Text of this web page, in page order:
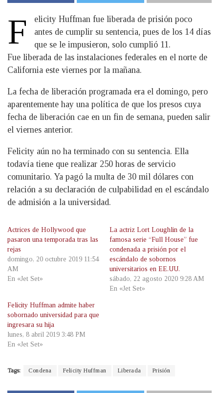
F
elicity Huffman fue liberada de prisión poco
antes de cumplir su sentencia, pues de los 14 días
que se le impusieron, solo cumplió 11.
Fue liberada de las instalaciones federales en el norte de
California este viernes por la mañana.
La fecha de liberación programada era el domingo, pero
aparentemente hay una política de que los presos cuya
fecha de liberación cae en un fin de semana, pueden salir
el viernes anterior.
Felicity aún no ha terminado con su sentencia. Ella
todavía tiene que realizar 250 horas de servicio
comunitario. Ya pagó la multa de 30 mil dólares con
relación a su declaración de culpabilidad en el escándalo
de admisión a la universidad.
Actrices de Hollywood que
pasaron una temporada tras las
rejas
domingo, 20 octubre 2019 11:54
AM
En «Jet Set»
La actriz Lort Loughlin de la
famosa serie “Full House” fue
condenada a prisión por el
escándalo de sobornos
universitarios en EE.UU.
sábado, 22 agosto 2020 9:28 AM
En «Jet Set»
Felicity Huffman admite haber
sobornado universidad para que
ingresara su hija
lunes, 8 abril 2019 3:48 PM
En «Jet Set»
Tags: Condena Felicity Huffman Liberada Prisión